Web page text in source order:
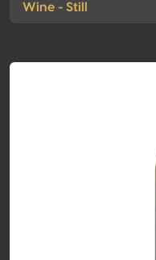
Wine - Still